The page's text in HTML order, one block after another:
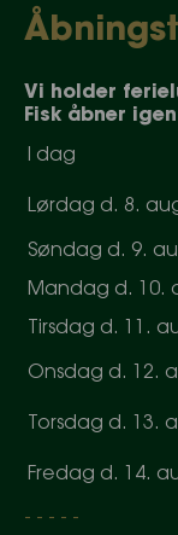
Vi holder
Fisk åbner
I dag
Lørdag d. 8.
Søndag d. 9.
Mandag d. 10.
Tirsdag d. 11.
Onsdag d. 12.
Torsdag d. 13.
Fredag d. 14.
- - - - -